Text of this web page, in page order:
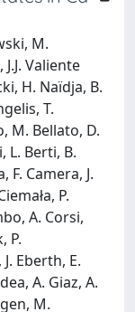
M.
Valiente
H. Naïdja, B.
T.
M. Bellato, D.
L. Berti, B.
F. Camera, J.
P.
A. Corsi,
P.
Eberth, E.
A. Giaz, A.
M.